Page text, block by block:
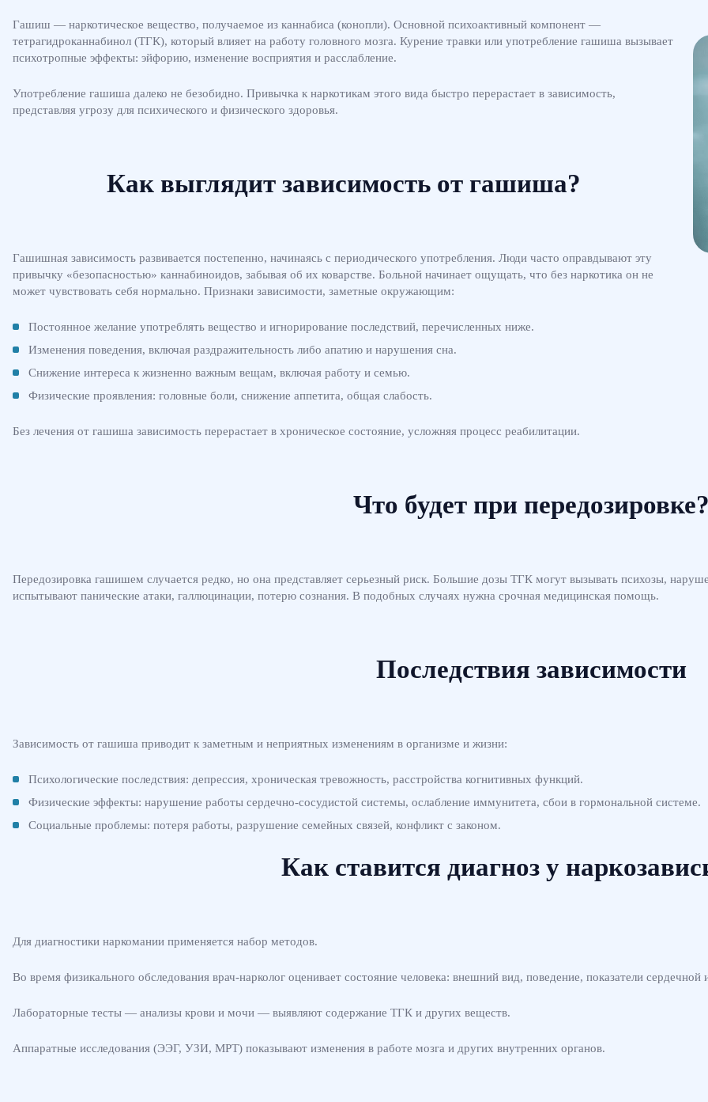
Гашиш — наркотическое вещество, получаемое из каннабиса (конопли). Основной психоактивный компонент —
тетрагидроканнабинол (ТГК), который влияет на работу головного мозга. Курение травки или употребление гашиша вызывает
психотропные эффекты: эйфорию, изменение восприятия и расслабление.
Употребление гашиша далеко не безобидно. Привычка к наркотикам этого вида быстро перерастает в зависимость,
представляя угрозу для психического и физического здоровья.
Как выглядит зависимость от гашиша?
Гашишная зависимость развивается постепенно, начинаясь с периодического употребления. Люди часто оправдывают эту
привычку «безопасностью» каннабиноидов, забывая об их коварстве. Больной начинает ощущать, что без наркотика он не
может чувствовать себя нормально. Признаки зависимости, заметные окружающим:
Постоянное желание употреблять вещество и игнорирование последствий, перечисленных ниже.
Изменения поведения, включая раздражительность либо апатию и нарушения сна.
Снижение интереса к жизненно важным вещам, включая работу и семью.
Физические проявления: головные боли, снижение аппетита, общая слабость.
Без лечения от гашиша зависимость перерастает в хроническое состояние, усложняя процесс реабилитации.
Что будет при передозировке?
Передозировка гашишем случается редко, но она представляет серьезный риск. Большие дозы ТГК могут вызывать психозы,
испытывают панические атаки, галлюцинации, потерю сознания. В подобных случаях нужна срочная медицинская помощь.
Последствия зависимости
Зависимость от гашиша приводит к заметным и неприятных изменениям в организме и жизни:
Психологические последствия: депрессия, хроническая тревожность, расстройства когнитивных функций.
Физические эффекты: нарушение работы сердечно-сосудистой системы, ослабление иммунитета, сбои в гормональной системе.
Социальные проблемы: потеря работы, разрушение семейных связей, конфликт с законом.
Как ставится диагноз у
Для диагностики наркомании применяется набор методов.
Во время физикального обследования врач-нарколог оценивает состояние человека: внешний вид, поведение, показатели сердечной
Лабораторные тесты — анализы крови и мочи — выявляют содержание ТГК и других веществ.
Аппаратные исследования (ЭЭГ, УЗИ, МРТ) показывают изменения в работе мозга и других внутренних органов.